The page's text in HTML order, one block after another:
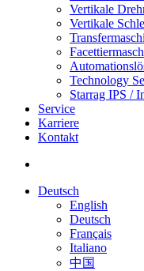
Vertikale
Vertikale
Technology
Starrag IPS /
Service
Karriere
Kontakt
Deutsch
English
Deutsch
Français
Italiano
中国